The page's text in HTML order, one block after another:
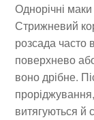
Однорічні
Стрижневий
розсада часто
поверхнево
воно дрібне.
витягуються й